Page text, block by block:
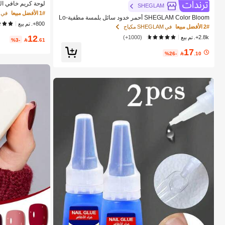
SHEGLAM
SHEGLAM Color Bloom أحمر خدود سائل بلمسة مطفية-Lo
ve Cake حمره بلشر ماركة تجميل ومكياج للنساء والفتيات
2# الأفضل مبيعا
في SHEGLAM مكياج
2.8k+. تم بيع
(1000+)
17 .10
%26-
ئف
عملاء
عملاء
1# الأفضل مبيعا
في
عملاء
800+. تم بيع
12.61
%3-